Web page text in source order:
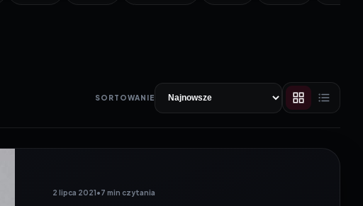
SORTOWANIE
2 lipca 2021•7 min czytania